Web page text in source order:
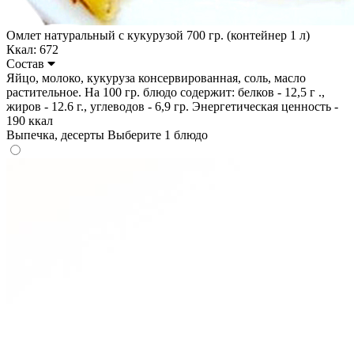
Омлет натуральный с кукурузой 700 гр. (контейнер 1 л)
Ккал: 672
Состав
Яйцо, молоко, кукуруза консервированная, соль, масло
растительное. На 100 гр. блюдо содержит: белков - 12,5 г .,
жиров - 12.6 г., углеводов - 6,9 гр. Энергетическая ценность -
190 ккал
Выпечка, десерты Выберите 1 блюдо